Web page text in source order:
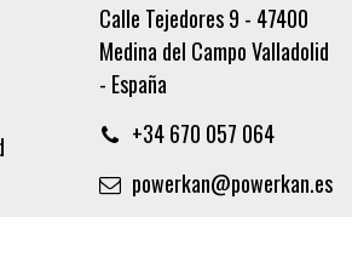
Calle Tejedores 9 - 47400
Medina del Campo Valladolid
- España
+34 670 057 064
powerkan@powerkan.es